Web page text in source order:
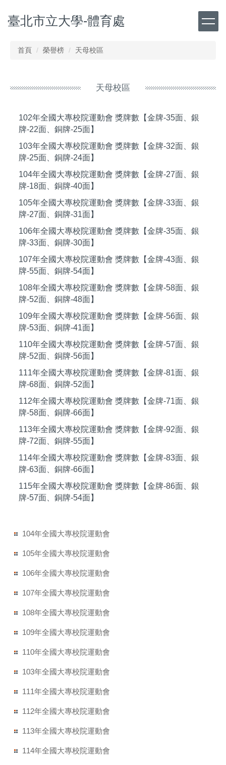
到
主
臺北市立大學-體育處
首頁 榮譽榜 天母校區
天母校區
102年全國大專校院運動會 獎牌數【金牌-35面、銀
牌-22面、銅牌-25面】
103年全國大專校院運動會 獎牌數【金牌-32面、銀
牌-25面、銅牌-24面】
104年全國大專校院運動會 獎牌數【金牌-27面、銀
牌-18面、銅牌-40面】
105年全國大專校院運動會 獎牌數【金牌-33面、銀
牌-27面、銅牌-31面】
106年全國大專校院運動會 獎牌數【金牌-35面、銀
牌-33面、銅牌-30面】
107年全國大專校院運動會 獎牌數【金牌-43面、銀
牌-55面、銅牌-54面】
108年全國大專校院運動會 獎牌數【金牌-58面、銀
牌-52面、銅牌-48面】
109年全國大專校院運動會 獎牌數【金牌-56面、銀
牌-53面、銅牌-41面】
110年全國大專校院運動會 獎牌數【金牌-57面、銀
牌-52面、銅牌-56面】
111年全國大專校院運動會 獎牌數【金牌-81面、銀
牌-68面、銅牌-52面】
112年全國大專校院運動會 獎牌數【金牌-71面、銀
牌-58面、銅牌-66面】
113年全國大專校院運動會 獎牌數【金牌-92面、銀
牌-72面、銅牌-55面】
114年全國大專校院運動會 獎牌數【金牌-83面、銀
牌-63面、銅牌-66面】
115年全國大專校院運動會 獎牌數【金牌-86面、銀
牌-57面、銅牌-54面】
104年全國大專校院運動會
105年全國大專校院運動會
106年全國大專校院運動會
107年全國大專校院運動會
108年全國大專校院運動會
109年全國大專校院運動會
110年全國大專校院運動會
103年全國大專校院運動會
111年全國大專校院運動會
112年全國大專校院運動會
113年全國大專校院運動會
114年全國大專校院運動會